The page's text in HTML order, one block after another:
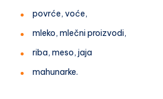
povrće, voće,
mleko, mlečni proizvodi,
riba, meso, jaja
mahunarke.